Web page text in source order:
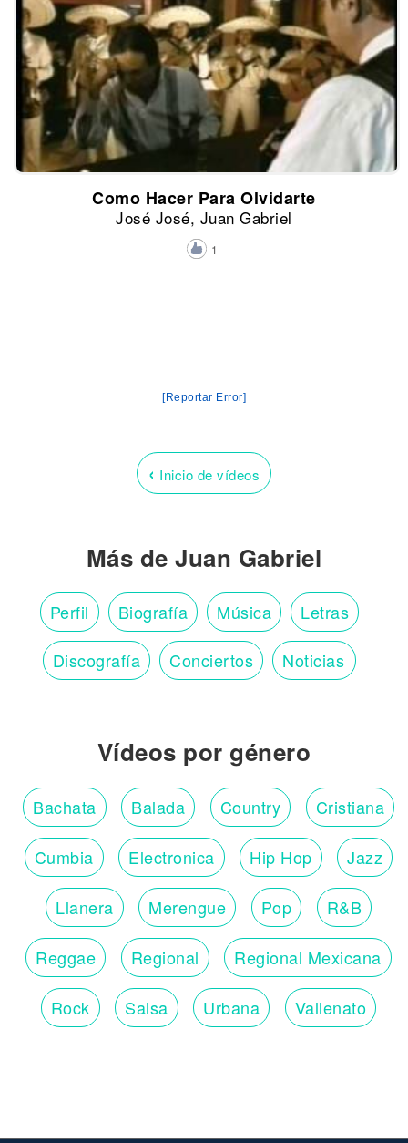
Como Hacer Para Olvidarte
José José, Juan Gabriel
1
[Reportar Error]
‹ Inicio de vídeos
Más de Juan Gabriel
Perfil Biografía Música Letras
Discografía Conciertos Noticias
Vídeos por género
Bachata Balada Country Cristiana
Cumbia Electronica Hip Hop Jazz
Llanera Merengue Pop R&B
Reggae Regional Regional Mexicana
Rock Salsa Urbana Vallenato